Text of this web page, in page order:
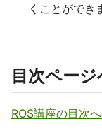
くことができ
目次ペー
ROS講座の目次